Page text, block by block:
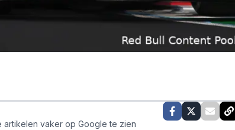
artikelen vaker op Google te zien